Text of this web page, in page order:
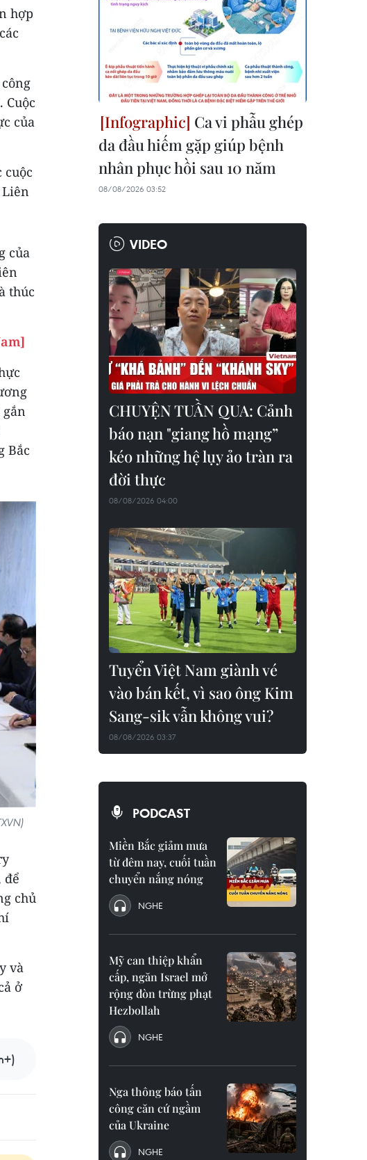
hợp
Cuộc
của
cuộc
Liên
của
thúc
Bắc
để
chủ
và
ở
Ca vi phẫu ghép
da đầu hiếm gặp giúp bệnh
nhân phục hồi sau 10 năm
08/08/2026 03:52
VIDEO
CHUYỆN TUẦN QUA: Cảnh
báo nạn "giang hồ mạng”
kéo những hệ lụy ảo tràn ra
đời thực
08/08/2026 04:00
Tuyển Việt Nam giành vé
vào bán kết, vì sao ông Kim
Sang-sik vẫn không vui?
08/08/2026 03:37
PODCAST
Miền Bắc giảm mưa
từ đêm nay, cuối tuần
chuyển nắng nóng
NGHE
Mỹ can thiệp khẩn
cấp, ngăn Israel mở
rộng đòn trừng phạt
Hezbollah
NGHE
Nga thông báo tấn
công căn cứ ngầm
của Ukraine
NGHE